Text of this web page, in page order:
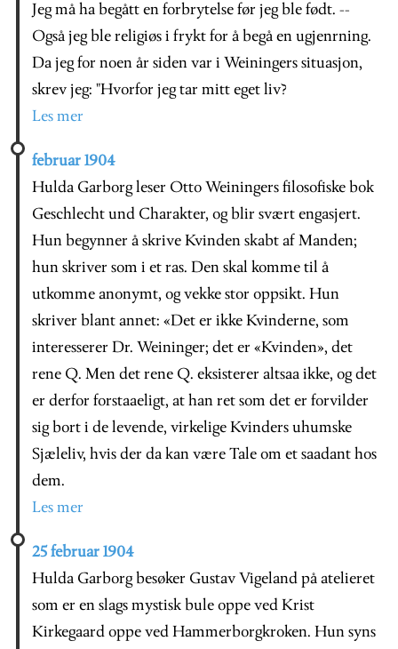
Jeg må ha begått en forbrytelse før jeg ble født. --
Også jeg ble religiøs i frykt for å begå en ugjenrning.
Da jeg for noen år siden var i Weiningers situasjon,
skrev jeg: "Hvorfor jeg tar mitt eget liv?
Les mer
februar 1904
Hulda Garborg leser Otto Weiningers filosofiske bok
Geschlecht und Charakter, og blir svært engasjert.
Hun begynner å skrive Kvinden skabt af Manden;
hun skriver som i et ras. Den skal komme til å
utkomme anonymt, og vekke stor oppsikt. Hun
skriver blant annet: «Det er ikke Kvinderne, som
interesserer Dr. Weininger; det er «Kvinden», det
rene Q. Men det rene Q. eksisterer altsaa ikke, og det
er derfor forstaaeligt, at han ret som det er forvilder
sig bort i de levende, virkelige Kvinders uhumske
Sjæleliv, hvis der da kan være Tale om et saadant hos
dem.
Les mer
25 februar 1904
Hulda Garborg besøker Gustav Vigeland på atelieret
som er en slags mystisk bule oppe ved Krist
Kirkegaard oppe ved Hammerborgkroken. Hun syns